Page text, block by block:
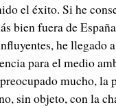
el éxito. Si he
bien fuera de
he
para el medio
mucho, la
sin objeto, con la